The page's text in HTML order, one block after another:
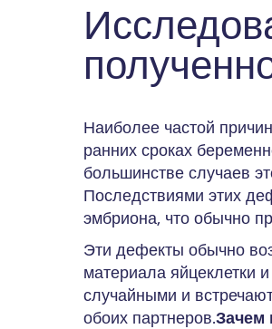
Наиболее частой
ранних сроках
большинстве случаев
Последствиями этих
эмбриона, что обычно
Эти дефекты обычно
материала яйцеклетки
случайными и
обоих партнеров.Зачем